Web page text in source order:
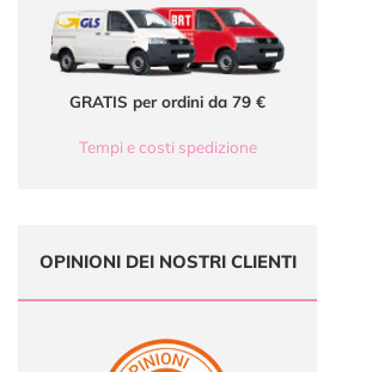
GRATIS per ordini da 79 €
Tempi e costi spedizione
OPINIONI DEI NOSTRI CLIENTI